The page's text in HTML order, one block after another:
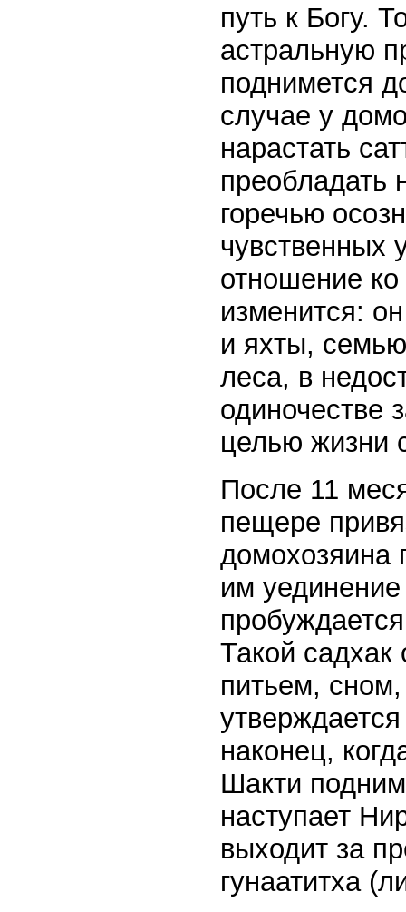
путь к Богу.
астральную
поднимется
случае у
нарастать
преобладать
горечью
чувственных
отношение
изменится:
и яхты,
леса, в
одиночестве
целью жизни
После 11
пещере
домохозяина
им
Такой садхак
питьем,
наконец,
Шакти
наступает
выходит за
гунаатитха